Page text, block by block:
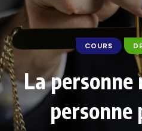
COURS
La personne
personne